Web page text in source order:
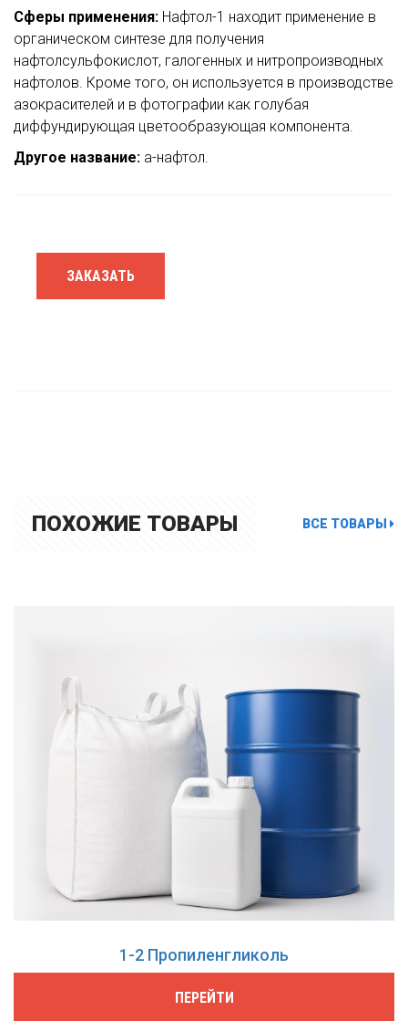
Сферы применения: Нафтол-1 находит применение в
органическом синтезе для получения
нафтолсульфокислот, галогенных и нитропроизводных
нафтолов. Кроме того, он используется в производстве
азокрасителей и в фотографии как голубая
диффундирующая цветообразующая компонента.
Другое название: a-нафтол.
ЗАКАЗАТЬ
ПОХОЖИЕ ТОВАРЫ ВСЕ ТОВАРЫ
1-2 Пропиленгликоль
ПЕРЕЙТИ